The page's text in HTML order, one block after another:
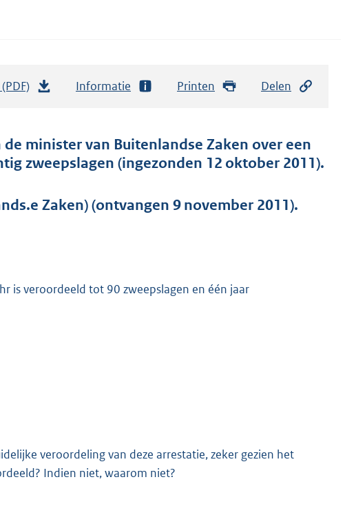
t
a
o
Informatie Printen Delen
minister van Buitenlandse Zaken over een
zweepslagen (ingezonden 12 oktober 2011).
Zaken) (ontvangen 9 november 2011).
is veroordeeld tot 90 zweepslagen en één jaar
veroordeling van deze arrestatie, zeker gezien het
Indien niet, waarom niet?